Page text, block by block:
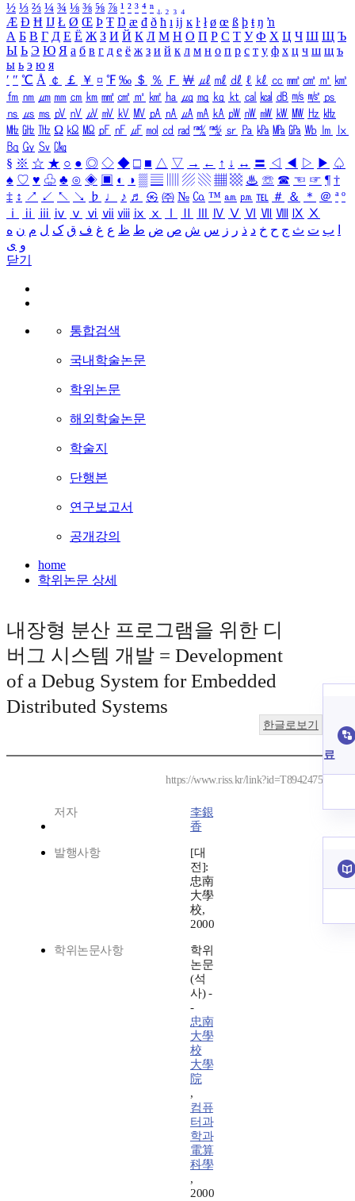
½ ⅓ ⅔ ¼ ¾ ⅛ ⅜ ⅝ ⅞ ¹ ² ³ ⁴ ⁿ ₁ ₂ ₃ ₄
Æ Ð Ħ Ĳ Ł Ø Œ Þ Ŧ Ŋ æ đ ð ħ ı ĳ ĸ ŀ ł ø œ ß þ ŧ ŋ ŉ
А Б В Г Д Е Ё Ж З И Й К Л М Н О П Р С Т У Ф Х Ц Ч Ш Щ Ъ
Ы Ь Э Ю Я а б в г д е ё ж з и й к л м н о п р с т у ф х ц ч ш щ ъ
ы ь э ю я
′ ″ ℃ Å ￠ ￡ ￥ ¤ ℉ ‰ ＄ ％ Ｆ ￦ ㎕ ㎖ ㎗ ℓ ㎘ ㏄ ㎣ ㎤ ㎥ ㎦
㎙ ㎚ ㎛ ㎜ ㎝ ㎞ ㎟ ㎠ ㎡ ㎢ ㏊ ㎍ ㎎ ㎏ ㏏ ㎈ ㎉ ㏈ ㎧ ㎨ ㎰
㎱ ㎲ ㎳ ㎴ ㎵ ㎶ ㎷ ㎸ ㎹ ㎀ ㎁ ㎂ ㎃ ㎄ ㎺ ㎻ ㎽ ㎾ ㎿ ㎐ ㎑
㎒ ㎓ ㎔ Ω ㏀ ㏁ ㎊ ㎋ ㎌ ㏖ ㏅ ㎭ ㎮ ㎯ ㏛ ㎩ ㎪ ㎫ ㎬ ㏝ ㏐
㏓
㏃ ㏉ ㏜ ㏆
§ ※ ☆ ★ ○ ● ◎ ◇ ◆ □ ■ △ ▽ → ← ↑ ↓ ↔ 〓 ◁ ◀ ▷ ▶ ♤
♠ ♡ ♥ ♧ ♣ ⊙ ◈ ▣ ◐ ◑ ▒ ▤ ▨ ▧ ▦ ▩ ♨ ☏ ☎ ☜ ☞ ¶ †
‡ ↕ ↗ ↙ ↖ ↘ ♭ ♩ ♪ ♬ ㉿ ㈜ № ㏇ ™ ㏂ ㏘ ℡ ＃ ＆ ＊ ＠ ª º
ⅰ
ⅱ ⅲ ⅳ ⅴ ⅵ ⅶ ⅷ ⅸ ⅹ Ⅳ Ⅴ Ⅵ Ⅶ Ⅷ Ⅸ Ⅹ
ب ت ث ج ح خ د ذ ر ز س ش ص ض ط ظ ع غ ف ق ک ل م ن ه
و ی
닫기
통합검색
국내학술논문
학위논문
해외학술논문
학술지
단행본
연구보고서
공개강의
home
학위논문 상세
내장형 분산 프로그램을 위한 디
버그 시스템 개발 = Development
of a Debug System for Embedded
Distributed Systems
한글로보기
https://www.riss.kr/link?id=T8942475
저자
李銀
香
발행사항
[대
전]:
忠南
大學
校,
2000
학위논문사항
학위
논문
(석
사) -
-
忠南
大學
校
大學
院
,
컴퓨
터과
학과
電算
科學
,
2000
료